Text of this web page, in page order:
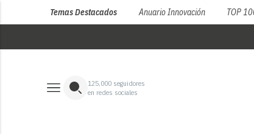
Temas Destacados Anuario Innovación TOP
125,000 seguidores
en redes sociales